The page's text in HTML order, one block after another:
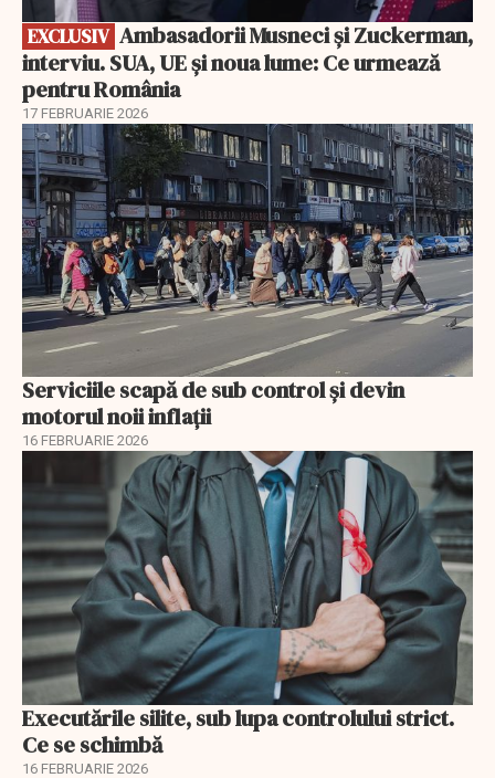
EXCLUSIV
interviu. SUA, UE și noua lume: Ce urmează
pentru România
17 FEBRUARIE 2026
Serviciile scapă de sub control și devin
motorul noii inflații
16 FEBRUARIE 2026
Executările silite, sub lupa controlului strict.
Ce se schimbă
16 FEBRUARIE 2026